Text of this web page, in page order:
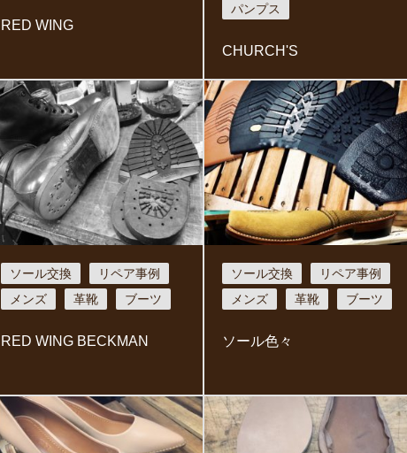
RED WING
パンプス
CHURCH'S
ソール交換
リペア事例
メンズ
革靴 ブーツ
RED WING BECKMAN
ソール交換
リペア事例
メンズ
革靴 ブーツ
ソール色々